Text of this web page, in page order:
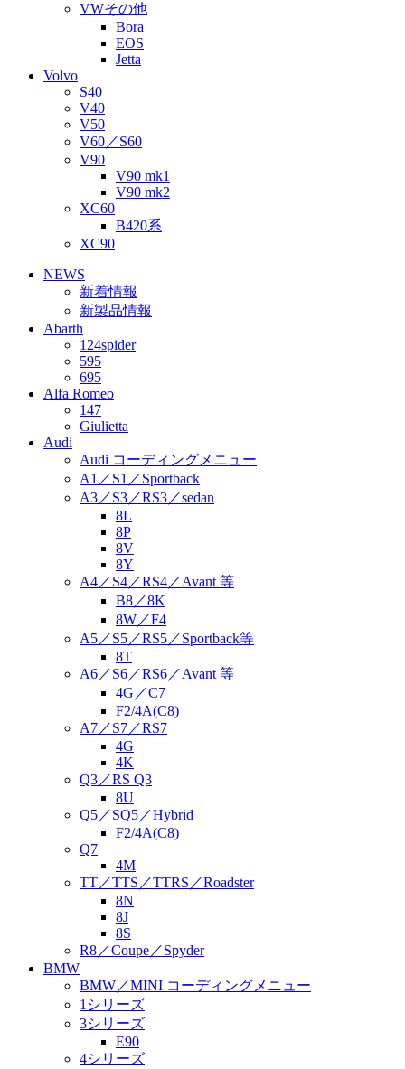
VWその他
Bora
EOS
Jetta
Volvo
S40
V40
V50
V60／S60
V90
V90 mk1
V90 mk2
XC60
B420系
XC90
NEWS
新着情報
新製品情報
Abarth
124spider
595
695
Alfa Romeo
147
Giulietta
Audi
Audi コーディングメニュー
A1／S1／Sportback
A3／S3／RS3／sedan
8L
8P
8V
8Y
A4／S4／RS4／Avant 等
B8／8K
8W／F4
A5／S5／RS5／Sportback等
8T
A6／S6／RS6／Avant 等
4G／C7
F2/4A(C8)
A7／S7／RS7
4G
4K
Q3／RS Q3
8U
Q5／SQ5／Hybrid
F2/4A(C8)
Q7
4M
TT／TTS／TTRS／Roadster
8N
8J
8S
R8／Coupe／Spyder
BMW
BMW／MINI コーディングメニュー
1シリーズ
3シリーズ
E90
4シリーズ